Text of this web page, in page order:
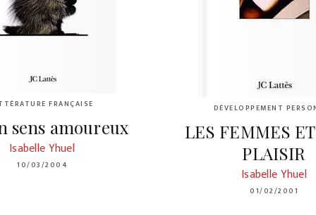
FRANÇAISE
sens amoureux
Isabelle Yhuel
10/03/2004
DÉVELOPPEMENT
LES FEMMES
PLAISIR
Isabelle Yhuel
01/02/2001